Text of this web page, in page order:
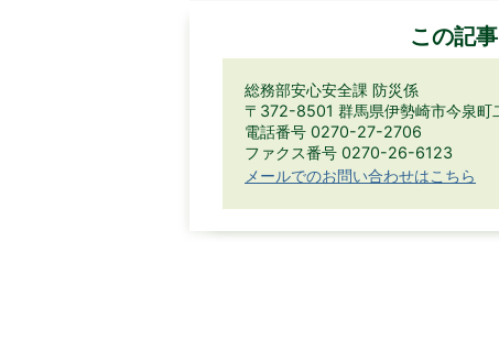
この記
総務部安心安全課 防災係
〒372-8501 群馬県伊勢崎市今泉町
電話番号 0270-27-2706
ファクス番号 0270-26-6123
メールでのお問い合わせはこちら